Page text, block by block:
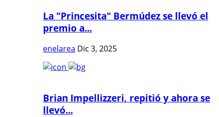
La "Princesita" Bermúdez se llevó el
premio a...
enelarea Dic 3, 2025
Brian Impellizzeri, repitió y ahora se
llevó...